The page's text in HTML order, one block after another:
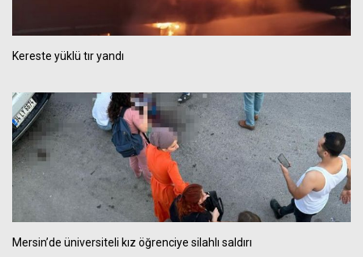
Kereste yüklü tır yandı
Mersin’de üniversiteli kız öğrenciye silahlı saldırı